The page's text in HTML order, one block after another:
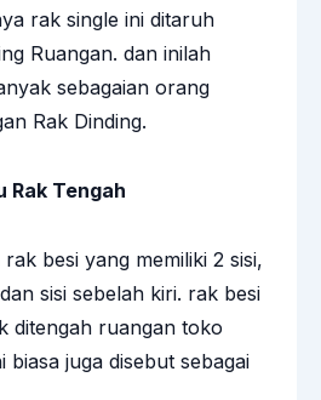
rak single ini ditaruh
Ruangan. dan inilah
sebagaian orang
Rak Dinding.
Rak Tengah
besi yang memiliki 2 sisi,
sisi sebelah kiri. rak besi
ditengah ruangan toko
biasa juga disebut sebagai